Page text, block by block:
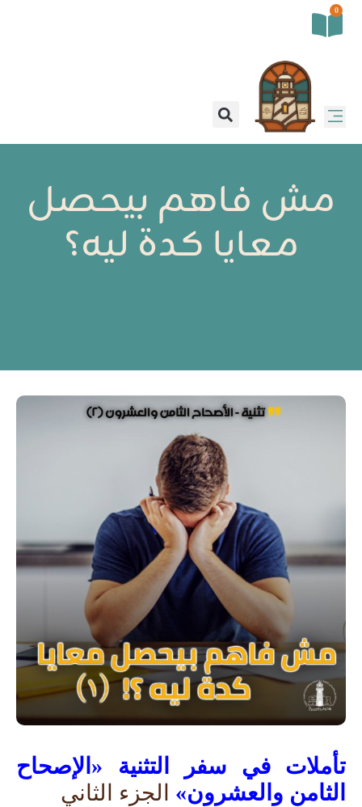
0
مش فاهم بيحصل
معايا كدة ليه؟
تأملات في سفر التثنية «الإصحاح
الثامن والعشرون» الجزء الثاني